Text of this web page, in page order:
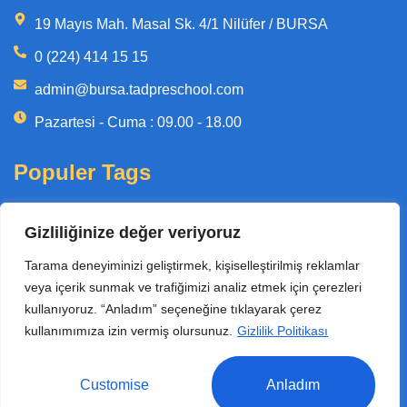
Gizliliğinize değer veriyoruz
Tarama deneyiminizi geliştirmek, kişiselleştirilmiş reklamlar
veya içerik sunmak ve trafiğimizi analiz etmek için çerezleri
kullanıyoruz. “Anladım” seçeneğine tıklayarak çerez
kullanımımıza izin vermiş olursunuz. Gizlilik Politikası
Customise Anladım
19 Mayıs Mah. Masal Sk. 4/1 Nilüfer / BURSA
0 (224) 414 15 15
admin@bursa.tadpreschool.com
Pazartesi - Cuma : 09.00 - 18.00
Populer Tags
İngilizce Gündüz Bakımevi Bursa
Gündüz Bakımevi Bursa
Türk-Amerikan Derneği Merkez
Copyright © 2024 Özel TAK Bursa Anaokulu Tüm Hakları Saklıdır.